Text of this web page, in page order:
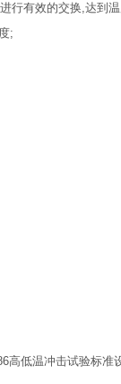
行有效的交换,达到
;
高低温冲击试验标准